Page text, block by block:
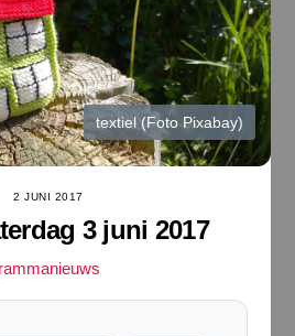
textiel (Foto Pixabay)
2 JUNI 2017
3 juni 2017